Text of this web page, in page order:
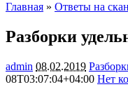
Главная » Ответы на
Разборки
admin 08.02.2019
08T03:07:04+04:00 Нет